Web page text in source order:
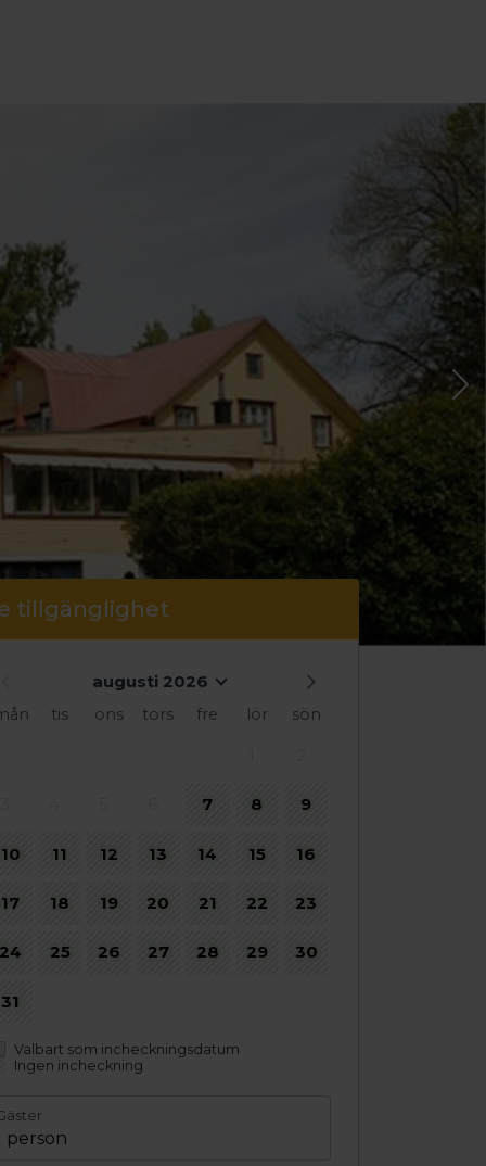
tillgänglighet
augusti 2026
tis ons tors fre lör sön
7 8 9
10 11 12 13 14 15 16
17 18 19 20 21 22 23
24 25 26 27 28 29 30
31
Valbart som incheckningsdatum
Ingen incheckning
person